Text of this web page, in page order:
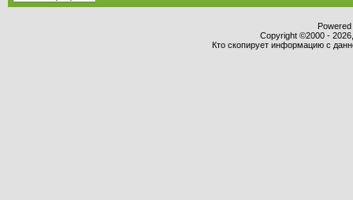
Copyright ©2000 -
Кто скопирует информацию с